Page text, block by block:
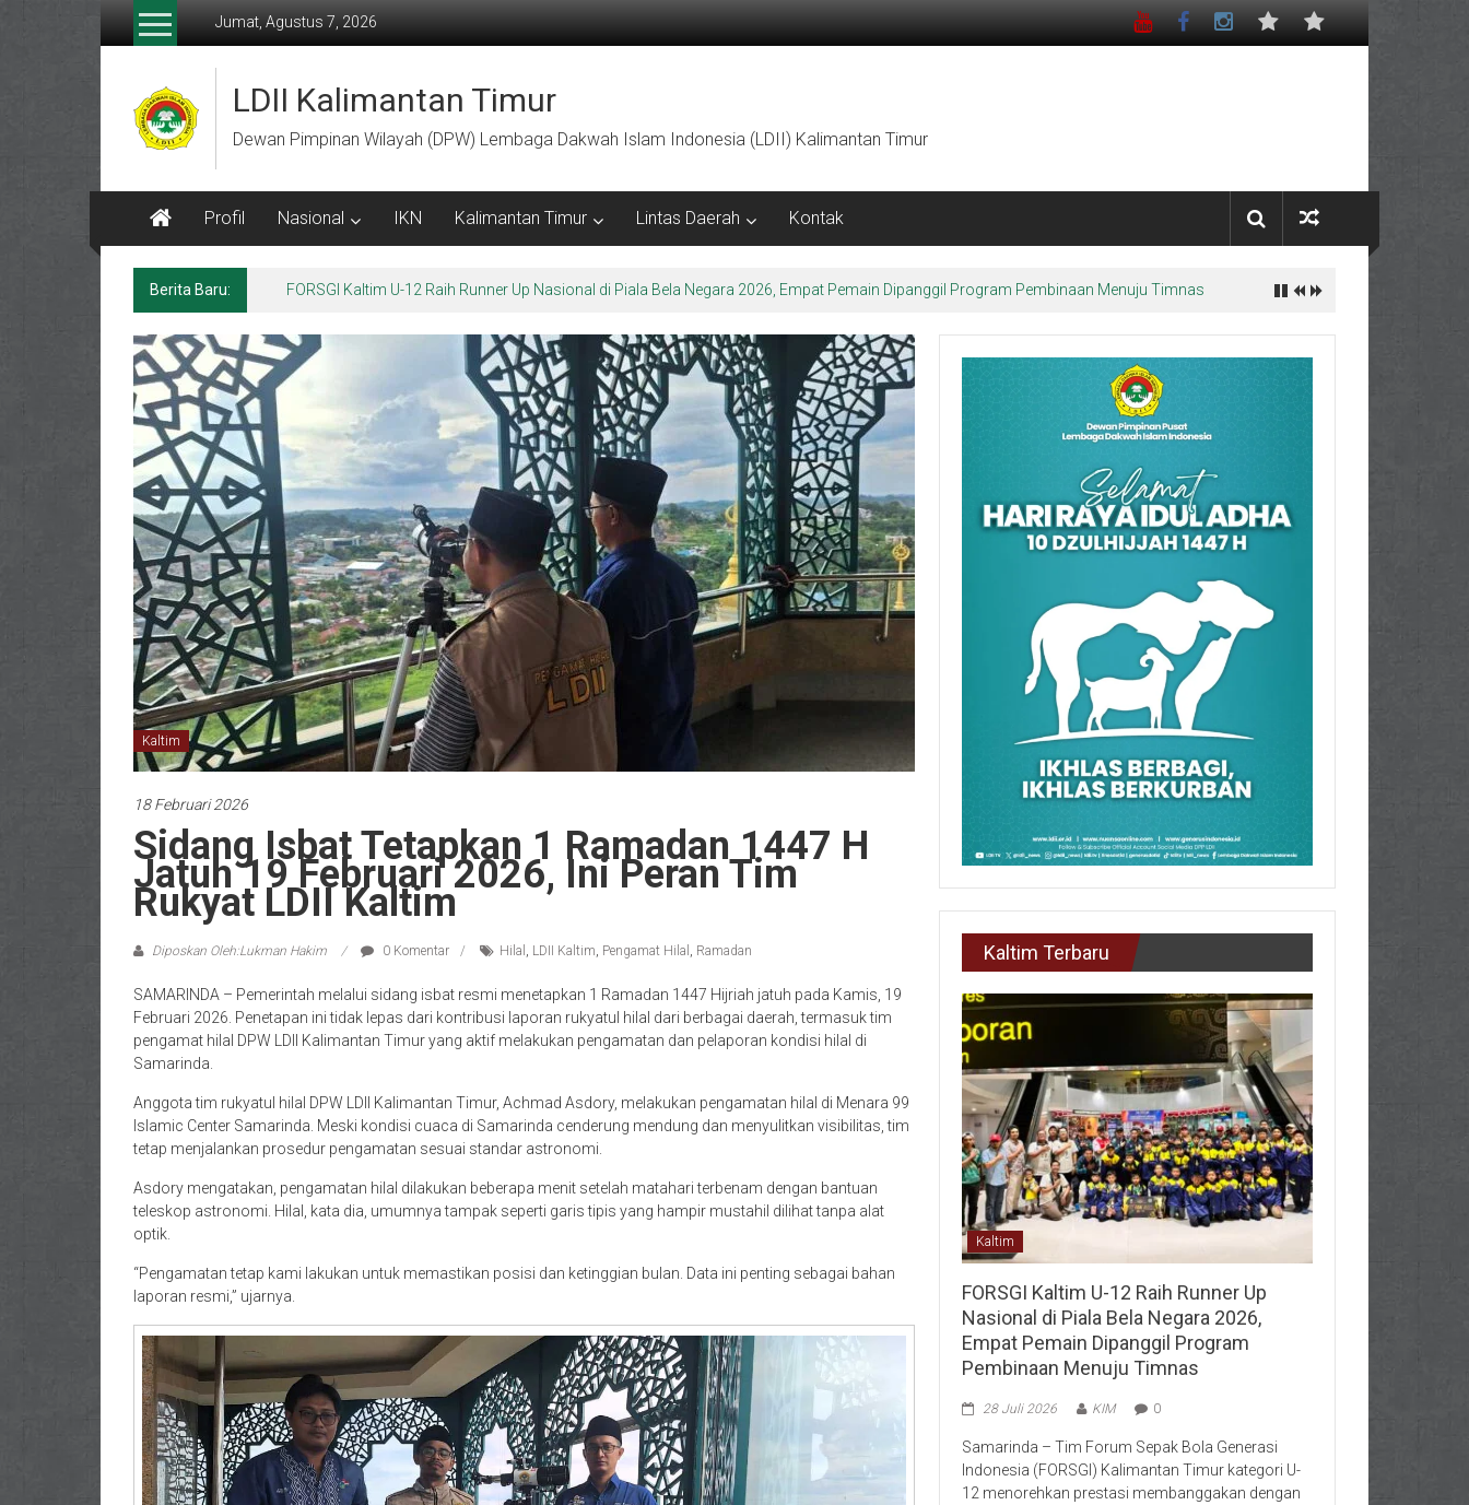
Lompat
Jumat, Agustus 7, 2026
LDII Kalimantan Timur
Dewan Pimpinan Wilayah (DPW) Lembaga Dakwah Islam Indonesia (LDII) Kalimantan Timur
Profil Nasional IKN Kalimantan Timur Lintas Daerah Kontak
Berita Baru: Menempa Generasi Muda Berkarakter Luhur di Bumi Perkemahan Makroman Indah melalui CAI ke-47
Kaltim
18 Februari 2026
Sidang Isbat Tetapkan 1 Ramadan 1447 H
Jatuh 19 Februari 2026, Ini Peran Tim
Rukyat LDII Kaltim
Diposkan Oleh:Lukman Hakim 0 Komentar Hilal , LDII Kaltim, Pengamat Hilal , Ramadan
SAMARINDA – Pemerintah melalui sidang isbat resmi menetapkan 1 Ramadan 1447 Hijriah jatuh pada Kamis, 19
Februari 2026. Penetapan ini tidak lepas dari kontribusi laporan rukyatul hilal dari berbagai daerah, termasuk tim
pengamat hilal DPW LDII Kalimantan Timur yang aktif melakukan pengamatan dan pelaporan kondisi hilal di
Samarinda.
Anggota tim rukyatul hilal DPW LDII Kalimantan Timur, Achmad Asdory, melakukan pengamatan hilal di Menara 99
Islamic Center Samarinda. Meski kondisi cuaca di Samarinda cenderung mendung dan menyulitkan visibilitas, tim
tetap menjalankan prosedur pengamatan sesuai standar astronomi.
Asdory mengatakan, pengamatan hilal dilakukan beberapa menit setelah matahari terbenam dengan bantuan
teleskop astronomi. Hilal, kata dia, umumnya tampak seperti garis tipis yang hampir mustahil dilihat tanpa alat
optik.
“Pengamatan tetap kami lakukan untuk memastikan posisi dan ketinggian bulan. Data ini penting sebagai bahan
laporan resmi,” ujarnya.
Kaltim Terbaru
Kaltim
FORSGI Kaltim U-12 Raih Runner Up
Nasional di Piala Bela Negara 2026,
Empat Pemain Dipanggil Program
Pembinaan Menuju Timnas
28 Juli 2026 KIM 0
Samarinda – Tim Forum Sepak Bola Generasi
Indonesia (FORSGI) Kalimantan Timur kategori U-
12 menorehkan prestasi membanggakan dengan